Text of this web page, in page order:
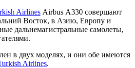
Airlines Аirbus А330 совершают
Восток, в Азию, Европу и
дальнемагистральные самолеты,
в двух моделях, и они обе имеются
Airlines.